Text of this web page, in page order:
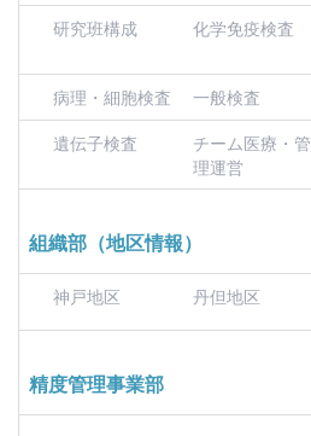
研究班構成 化学免疫検査
病理・細胞検査
一般検査
遺伝子検査
チーム医療・管
理運営
組織部（地区情報）
神戸地区 丹但地区
精度管理事業部